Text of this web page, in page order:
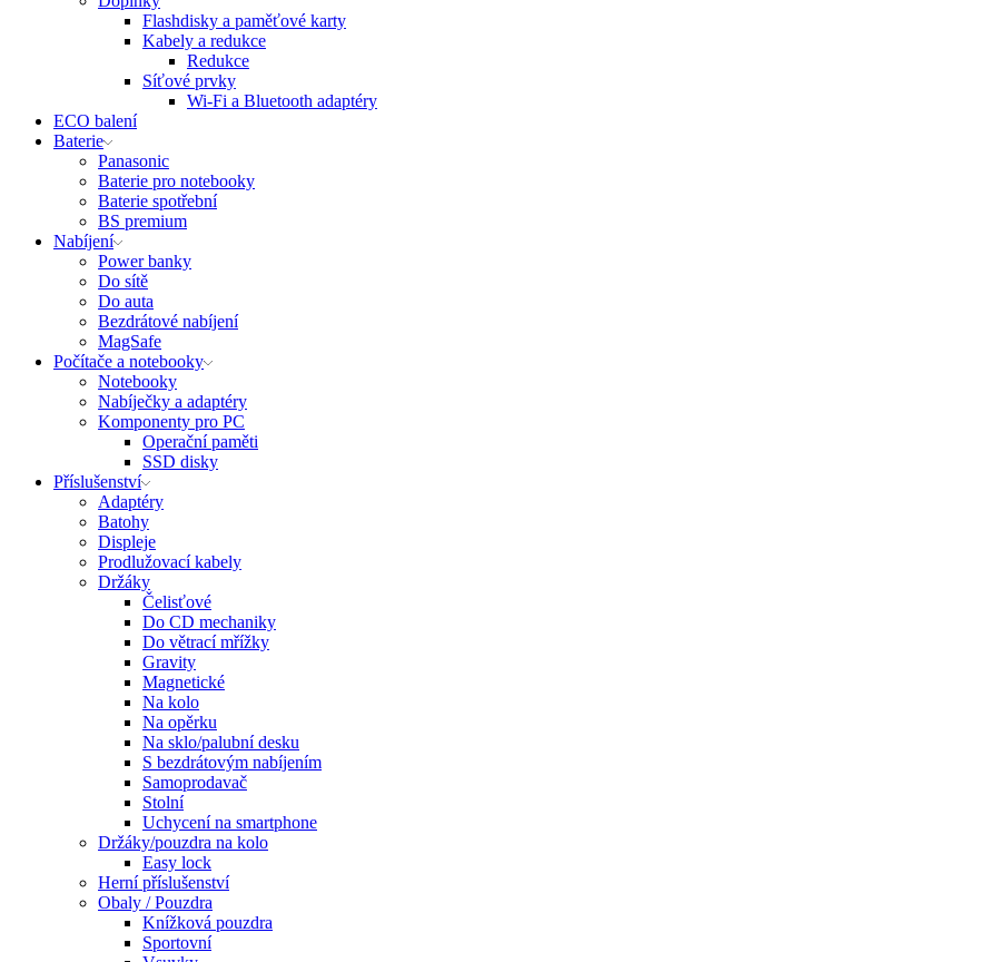
Flashdisky a paměťové karty
Kabely a redukce
Redukce
Síťové prvky
Wi-Fi a Bluetooth adaptéry
ECO balení
Baterie
Panasonic
Baterie pro notebooky
Baterie spotřební
BS premium
Nabíjení
Power banky
Do sítě
Do auta
Bezdrátové nabíjení
MagSafe
Počítače a notebooky
Notebooky
Nabíječky a adaptéry
Komponenty pro PC
Operační paměti
SSD disky
Příslušenství
Adaptéry
Batohy
Displeje
Prodlužovací kabely
Držáky
Čelisťové
Do CD mechaniky
Do větrací mřížky
Gravity
Magnetické
Na kolo
Na opěrku
Na sklo/palubní desku
S bezdrátovým nabíjením
Samoprodavač
Stolní
Uchycení na smartphone
Držáky/pouzdra na kolo
Easy lock
Herní příslušenství
Obaly / Pouzdra
Knížková pouzdra
Sportovní